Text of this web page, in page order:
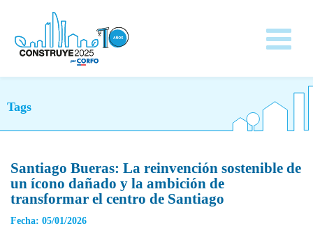
Tags
Santiago Bueras: La reinvención sostenible de
un ícono dañado y la ambición de
transformar el centro de Santiago
Fecha: 05/01/2026